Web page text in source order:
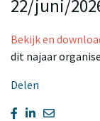
22/juni/
Bekijk en
dit najaar
Delen